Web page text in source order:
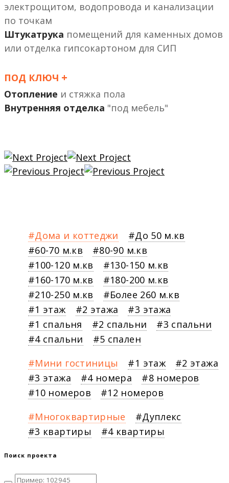
электрощитом, водопровода и канализации
по точкам
Штукатрука помещений
или отделка гипсокартоном
ПОД КЛЮЧ +
Отопление и стяжка пола
Внутренняя отделка "под мебель"
Дома и коттеджи
До 50 м.кв
60-70 м.кв
80-90 м.кв
100-120 м.кв
130-150 м.кв
160-170 м.кв
180-200 м.кв
210-250 м.кв
Более 260 м.кв
1 этаж
2 этажа
3 этажа
1 спальня
2 спальни
3 спальни
4 спальни
5 спален
Мини гостиницы
1 этаж
2 этажа
3 этажа
4 номера
8 номеров
10 номеров
12 номеров
Многоквартирные
Дуплекс
3 квартиры
4 квартиры
Поиск проекта